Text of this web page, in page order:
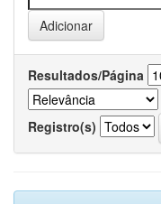
Resultados/Página
Registro(s)